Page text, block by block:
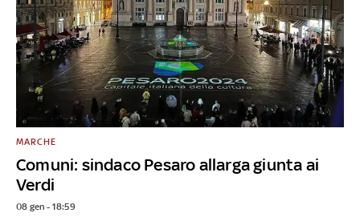
Comuni: sindaco Pesaro allarga giunta ai
Verdi
MARCHE
08 gen - 18:59